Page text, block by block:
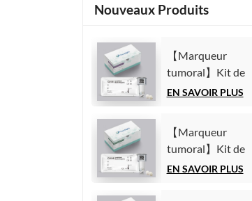
Nouveaux Produits
【Marqueur
tumoral】Kit de
test de l'antigène
(Immunoessai
par
chimiluminescence
EN SAVOIR PLUS
【Marqueur
tumoral】Kit de
test de l'antigène
EN SAVOIR PLUS